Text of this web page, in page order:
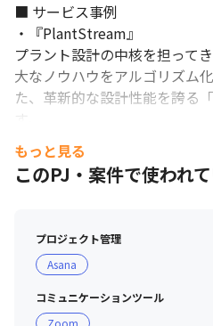
■ サービス事例
・『PlantStream』
プラント設計の中核を担って
大なノウハウをアルゴリズム
た、革新的な設計性能を誇る
す。
https://arent3d.com/product/
・『LightningBIM 自動配筋』
ています。
https://lightningbim.com
もっと見る
このPJ・案件で使われ
プロジェクト管理
Asana
コミュニケーションツール
Zoom